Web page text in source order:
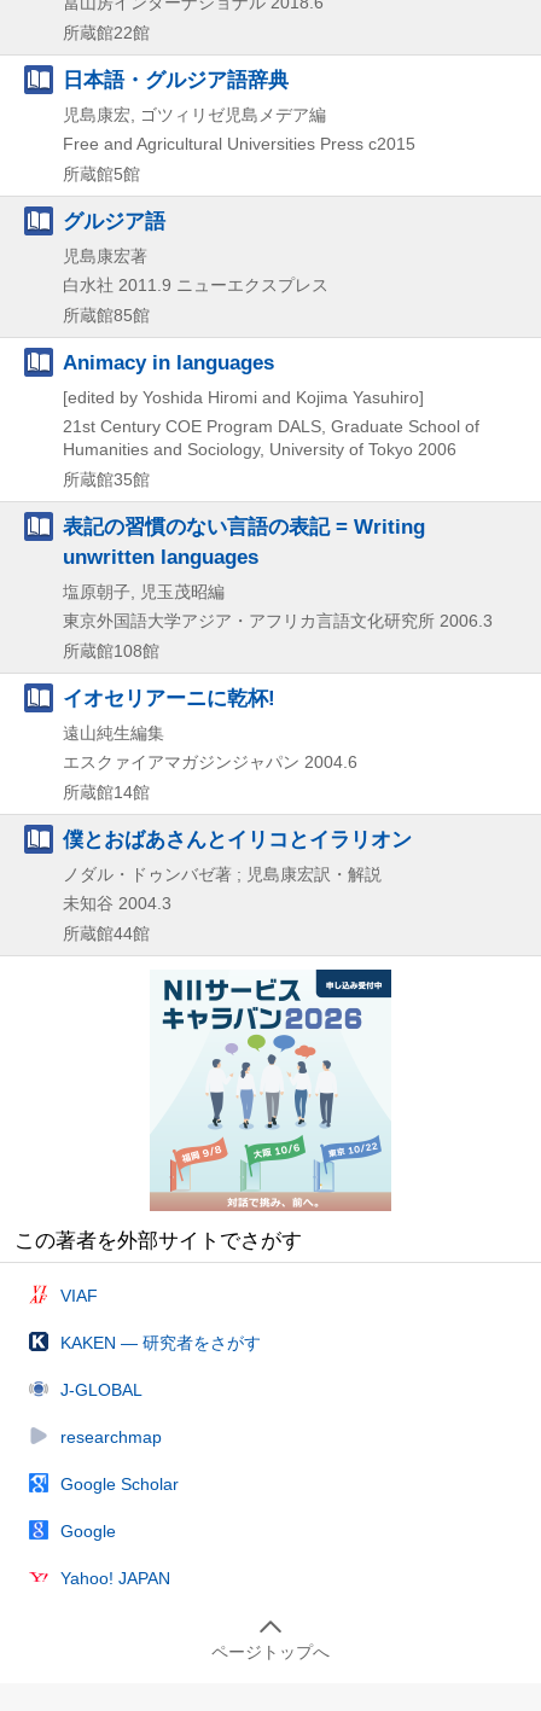
所蔵館22館
日本語・グルジア語辞典
児島康宏, ゴツィリゼ児島メデア編
Free and Agricultural Universities Press c2015
所蔵館5館
グルジア語
児島康宏著
白水社 2011.9 ニューエクスプレス
所蔵館85館
Animacy in languages
[edited by Yoshida Hiromi and Kojima Yasuhiro]
21st Century COE Program DALS, Graduate School of
Humanities and Sociology, University of Tokyo 2006
所蔵館35館
表記の習慣のない言語の表記 = Writing
unwritten languages
塩原朝子, 児玉茂昭編
東京外国語大学アジア・アフリカ言語文化研究所 2006.3
所蔵館108館
イオセリアーニに乾杯!
遠山純生編集
エスクァイアマガジンジャパン 2004.6
所蔵館14館
僕とおばあさんとイリコとイラリオン
ノダル・ドゥンバゼ著 ; 児島康宏訳・解説
未知谷 2004.3
所蔵館44館
この著者を外部サイトでさがす
VIAF
KAKEN — 研究者をさがす
J-GLOBAL
researchmap
Google Scholar
Google
Yahoo! JAPAN
ページトップへ